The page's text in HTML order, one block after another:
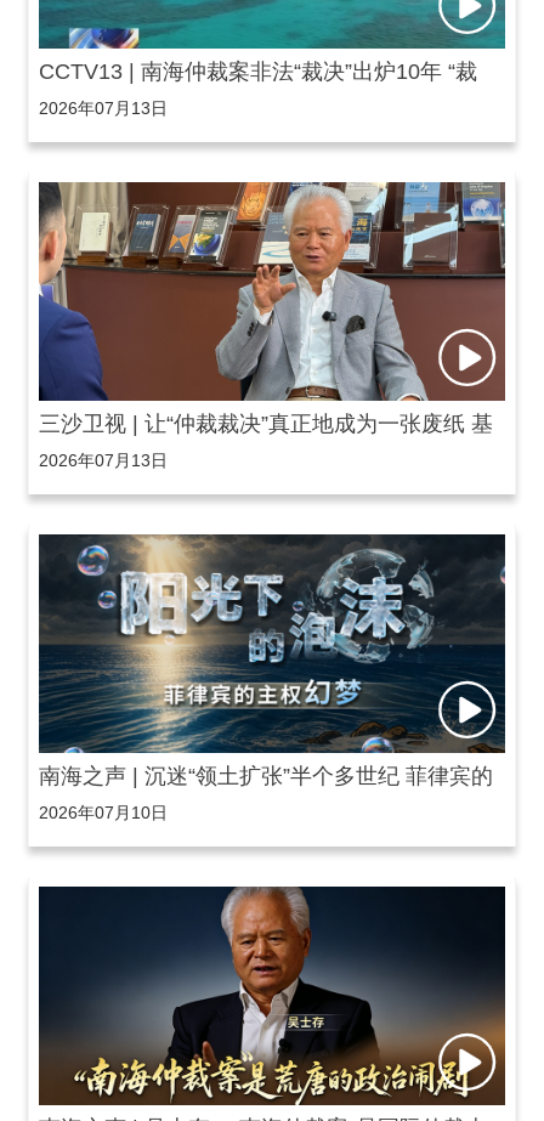
CCTV13 | 南海仲裁案非法“裁决”出炉10年 “裁
决”为何废纸一张
2026年07月13日
三沙卫视 | 让“仲裁裁决”真正地成为一张废纸 基
于“仲裁裁决”的主张和行动要冒头就打!
2026年07月13日
南海之声 | 沉迷“领土扩张”半个多世纪 菲律宾的
主权幻梦
2026年07月10日